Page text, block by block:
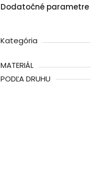
Dodatočné parametre
Kategória
MATERIÁL
PODĽA DRUHU